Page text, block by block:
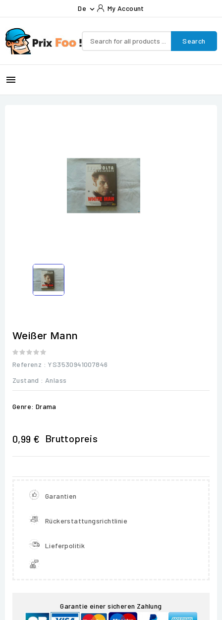
De  My Account
Search

Weißer Mann
Referenz : YS3530941007846
Zustand : Anlass
Genre: Drama
0,99 € Bruttopreis
Garantien
Rückerstattungsrichtlinie
Lieferpolitik
Garantie einer sicheren Zahlung